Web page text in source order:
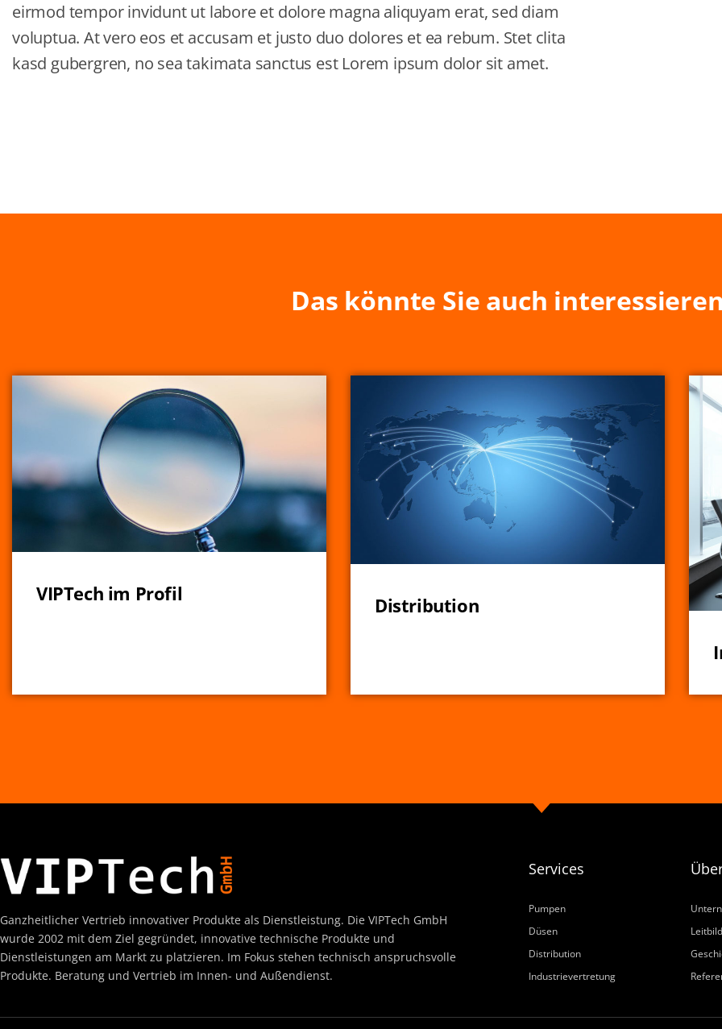
eirmod tempor invidunt ut labore et dolore magna aliquyam erat, sed diam
voluptua. At vero eos et accusam et justo duo dolores et ea rebum. Stet clita
kasd gubergren, no sea takimata sanctus est Lorem ipsum dolor sit amet.
Das könnte Sie auch
VIPTech im Profil
Distribution
Ganzheitlicher Vertrieb innovativer Produkte als Dienstleistung. Die VIPTech GmbH
wurde 2002 mit dem Ziel gegründet, innovative technische Produkte und
Dienstleistungen am Markt zu platzieren. Im Fokus stehen technisch anspruchsvolle
Produkte. Beratung und Vertrieb im Innen- und Außendienst.
Services
Pumpen
Düsen
Distribution
Industrievertretung
Leitbild